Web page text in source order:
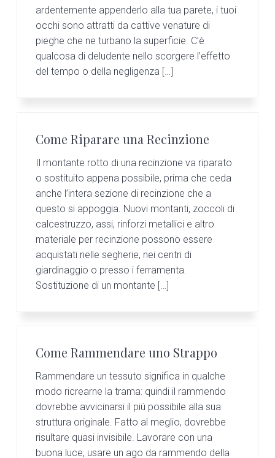
ardentemente appenderlo alla tua parete, i tuoi
occhi sono attratti da cattive venature di
pieghe che ne turbano la superficie. C’è
qualcosa di deludente nello scorgere l’effetto
del tempo o della negligenza […]
Come Riparare una Recinzione
Il montante rotto di una recinzione va riparato
o sostituito appena possibile, prima che ceda
anche l’intera sezione di recinzione che a
questo si appoggia. Nuovi montanti, zoccoli di
calcestruzzo, assi, rinforzi metallici e altro
materiale per recinzione possono essere
acquistati nelle segherie, nei centri di
giardinaggio o presso i ferramenta.
Sostituzione di un montante […]
Come Rammendare uno Strappo
Rammendare un tessuto significa in qualche
modo ricrearne la trama: quindi il rammendo
dovrebbe avvicinarsi il piú possibile alla sua
struttura originale. Fatto al meglio, dovrebbe
risultare quasi invisibile. Lavorare con una
buona luce, usare un ago da rammendo della